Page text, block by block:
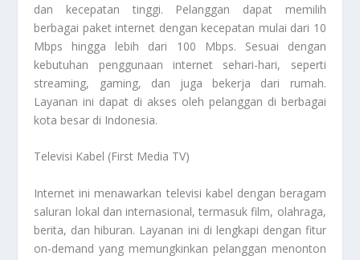
dan kecepatan tinggi. Pelanggan dapat memilih
berbagai paket internet dengan kecepatan mulai dari 10
Mbps hingga lebih dari 100 Mbps. Sesuai dengan
kebutuhan penggunaan internet sehari-hari, seperti
streaming, gaming, dan juga bekerja dari rumah.
Layanan ini dapat di akses oleh pelanggan di berbagai
kota besar di Indonesia.
Televisi Kabel (First Media TV)
Internet ini menawarkan televisi kabel dengan beragam
saluran lokal dan internasional, termasuk film, olahraga,
berita, dan hiburan. Layanan ini di lengkapi dengan fitur
on-demand yang memungkinkan pelanggan menonton